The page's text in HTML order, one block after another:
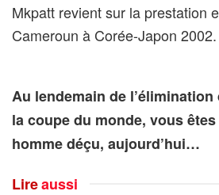
Mkpatt revient sur la prestation
Cameroun à Corée-Japon 2002.
Au lendemain de
la coupe du monde, vous
homme déçu, aujourd’hui…
Lireaussi